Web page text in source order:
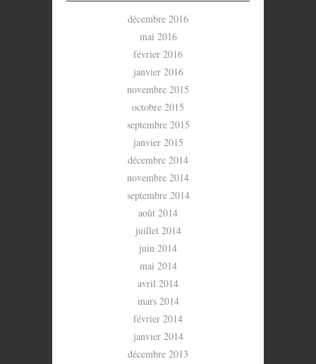
décembre 2016
mai 2016
février 2016
janvier 2016
novembre 2015
octobre 2015
septembre 2015
janvier 2015
décembre 2014
novembre 2014
septembre 2014
août 2014
juillet 2014
juin 2014
mai 2014
avril 2014
mars 2014
février 2014
janvier 2014
décembre 2013